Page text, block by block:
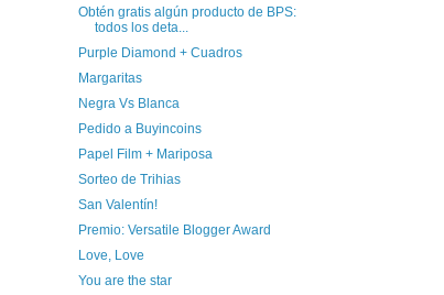
Obtén gratis algún producto de BPS:
todos los deta...
Purple Diamond + Cuadros
Margaritas
Negra Vs Blanca
Pedido a Buyincoins
Papel Film + Mariposa
Sorteo de Trihias
San Valentín!
Premio: Versatile Blogger Award
Love, Love
You are the star